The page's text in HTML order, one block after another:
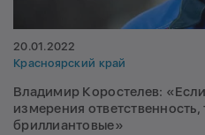
20.01.2022
Красноярский край
Владимир Коростелев:
измерения
бриллиантовые»